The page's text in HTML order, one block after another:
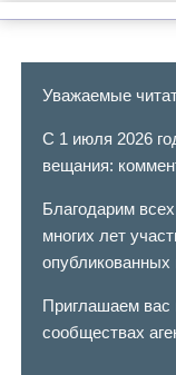
Уважаемые
С 1 июля 2026
вещания:
Благодарим
многих лет
опубликованных
Приглашаем вас
сообществах